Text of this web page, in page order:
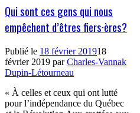
Qui sont ces gens qui nous
empêchent d’êtres fiers·ères?
Publié le 18 février 201918
février 2019 parCharles-Vannak
Dupin-Létourneau
« À celles et ceux qui ont lutté
pour l’indépendance du Québec